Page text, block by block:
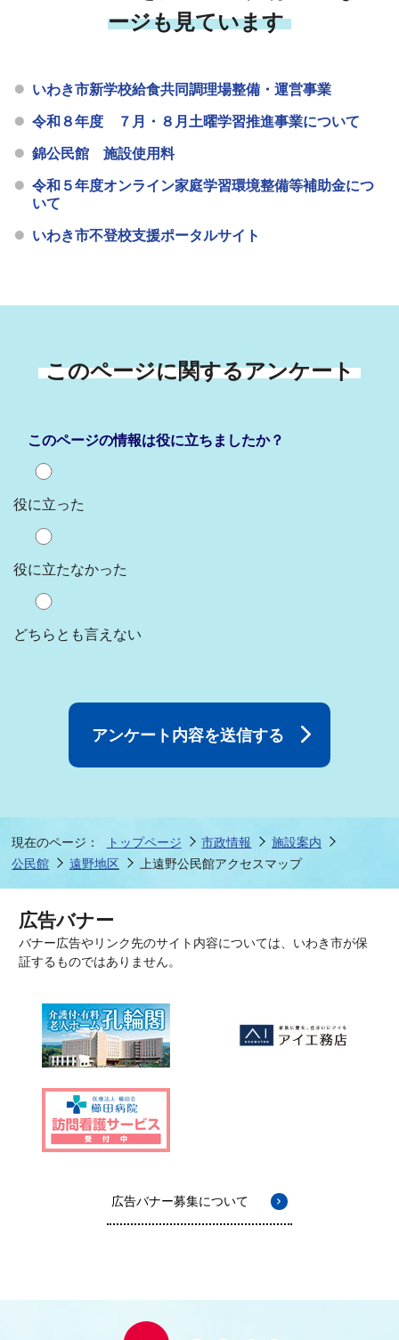
ージも見ています
いわき市新学校給食共同調理場整備・運営事業
令和８年度 ７月・８月土曜学習推進事業について
錦公民館 施設使用料
令和５年度オンライン家庭学習環境整備等補助金につ
いて
いわき市不登校支援ポータルサイト
このページに関するアンケート
このページの情報は役に立ちましたか？
役に立った
役に立たなかった
どちらとも言えない
現在のページ： トップページ 市政情報
施設案内
公民館
遠野地区 上遠野公民館アクセスマップ
広告バナー
バナー広告やリンク先のサイト内容については、いわき市が保
証するものではありません。
広告バナー募集について